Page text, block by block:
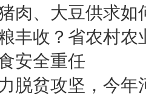
肉、大豆供求
丰收？省农村农
安全重任
脱贫攻坚，今